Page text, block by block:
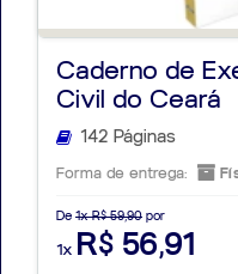
Caderno de
Civil do Ceará
142 Páginas
Forma de entrega:
De 1x R$ 59,90 por
1x R$ 56,91